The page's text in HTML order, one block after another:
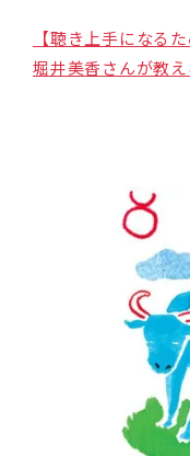
【聴き上手になる
堀井美香さんが教